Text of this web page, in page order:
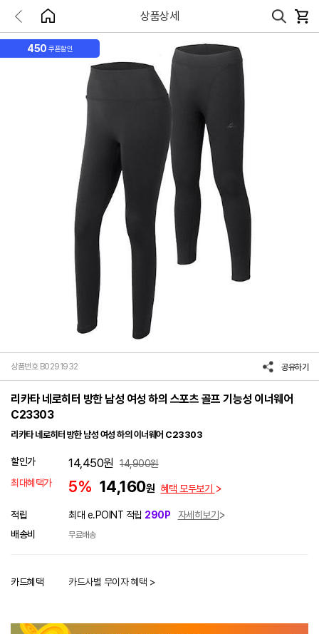
상품상세
450 쿠폰할인
상품번호 B0291932 공유하기
리카타 네로히터 방한 남성 여성 하의 스포츠 골프 기능성 이너웨어
C23303
리카타 네로히터 방한 남성 여성 하의 이너웨어 C23303
할인가 14,450원 14,900원
최대혜택가
5% 14,160원 혜택 모두보기
적립 최대 e.POINT 적립 290P
자세히보기
배송비
무료배송
카드혜택 카드사별 무이자 혜택 >